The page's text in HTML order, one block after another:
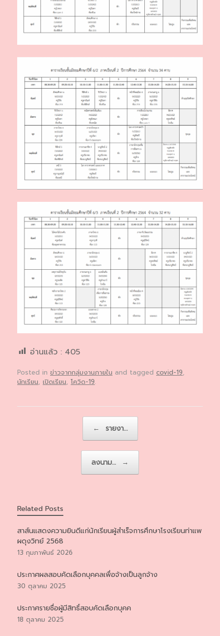
อ่านแล้ว : 405
Posted in ข่าวจากกลุ่มงานภายใน and tagged covid-19,
นักเรียน, เปิดเรียน, โควิด-19.
← รายงา…
ลงนาม… →
Related Posts
สาส์นแสดงความยินดีแก่นักเรียนผู้สำเร็จการศึกษาโรงเรียนท่าแพ
ผดุงวิทย์ 2568
13 กุมภาพันธ์ 2026
ประกาศผลสอบคัดเลือกบุคคลเพื่อจ้างเป็นลูกจ้าง
30 ตุลาคม 2025
ประกาศรายชื่อผู้มีสิทธิ์สอบคัดเลือกบุคค
18 ตุลาคม 2025